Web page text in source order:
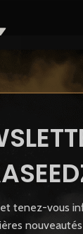
tenez-vous
nouveautés